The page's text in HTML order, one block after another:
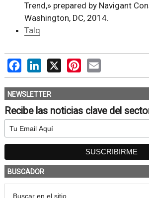
Trend,» prepared by Navigant
Washington, DC, 2014.
Talq
FacebookLinkedIn Pinterest
NEWSLETTER
Recibe las noticias clave del
BUSCADOR